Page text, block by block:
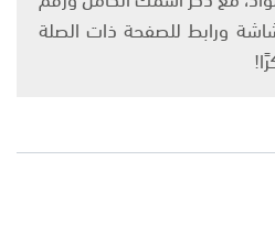
ورابط للصفحة ذات الصلة